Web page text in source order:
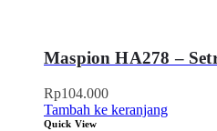
Maspion HA278 –
Rp104.000
Tambah ke keranjang
Quick View